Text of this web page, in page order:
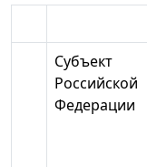
Субъект
Российской
Федерации